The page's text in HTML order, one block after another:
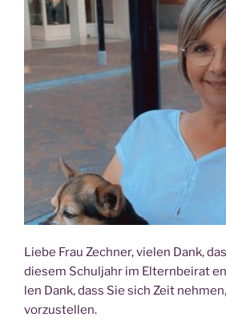
Lie­be Frau Zech­ner, vie­len Dank,
die­sem Schul­jahr im Eltern­bei­rat
len Dank, dass Sie sich Zeit
vor­zu­stel­len.